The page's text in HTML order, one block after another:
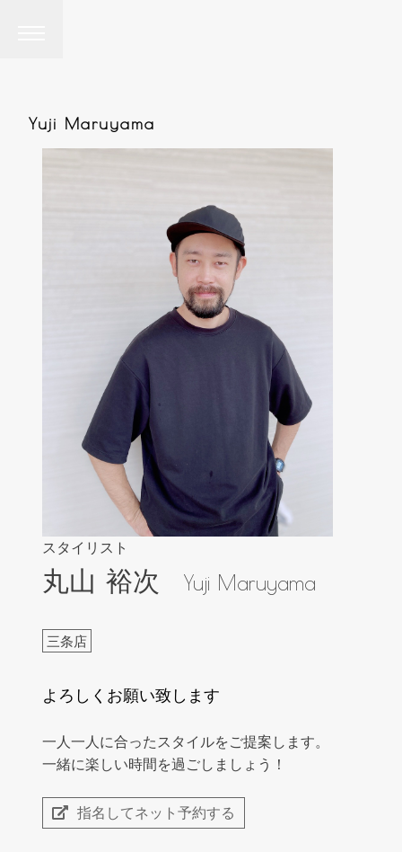
Yuji Maruyama
スタイリスト
丸山 裕次 Yuji Maruyama
三条店
よろしくお願い致します
一人一人に合ったスタイルをご提案します。
一緒に楽しい時間を過ごしましょう！
指名してネット予約する